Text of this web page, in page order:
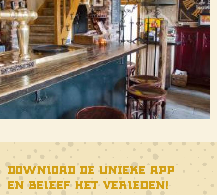
Download de unieke app
en beleef het verleden!